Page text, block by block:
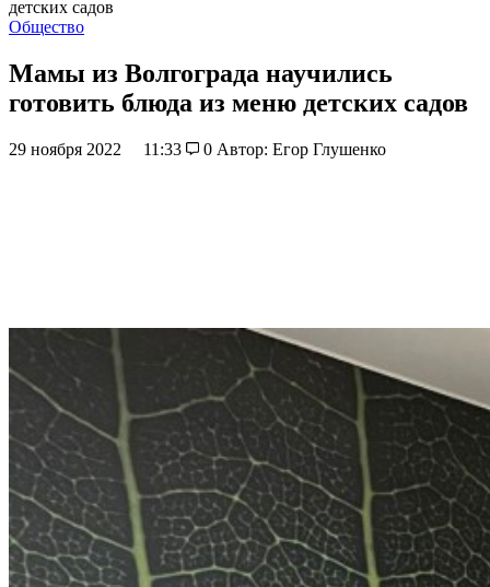
детских садов
Общество
Мамы из Волгограда научились
готовить блюда из меню детских садов
29 ноября 2022 11:33 0 Автор: Егор Глушенко